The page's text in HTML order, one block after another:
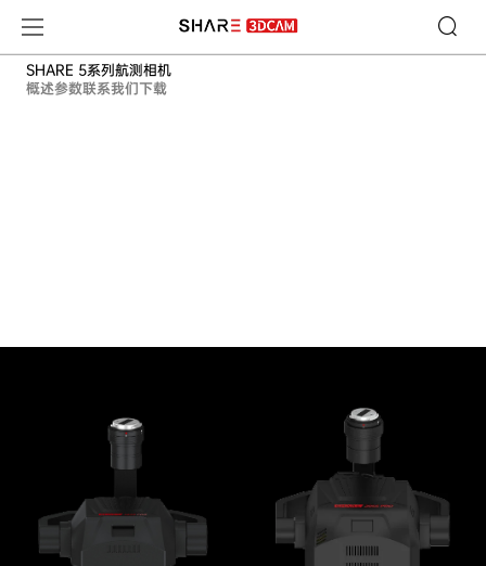
SHARE 5系列航测相机-产品中心-实景三维激光
SHARE 5系列航测相机
概述参数联系我们下载